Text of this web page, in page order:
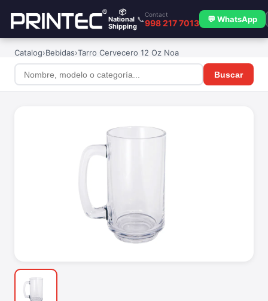
📦
National
Shipping
📞
Contact
998 217 7013 💬 WhatsApp
Catalog›Bebidas›Tarro Cervecero 12 Oz Noa
Buscar